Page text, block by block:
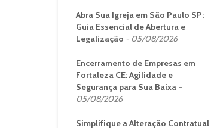
Abra Sua Igreja em São Paulo SP:
Guia Essencial de Abertura e
Legalização
05/08/2026
Encerramento de Empresas em
Fortaleza CE: Agilidade e
Segurança para Sua Baixa
05/08/2026
Simplifique a Alteração Contratual